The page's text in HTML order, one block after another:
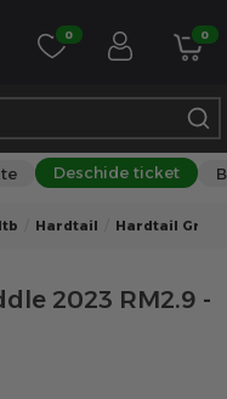
0 0
Deschide ticket
Hardtail Hardtail Gri
2023 RM2.9 -